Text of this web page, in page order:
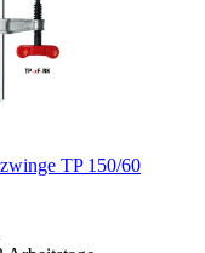
TP 150/60